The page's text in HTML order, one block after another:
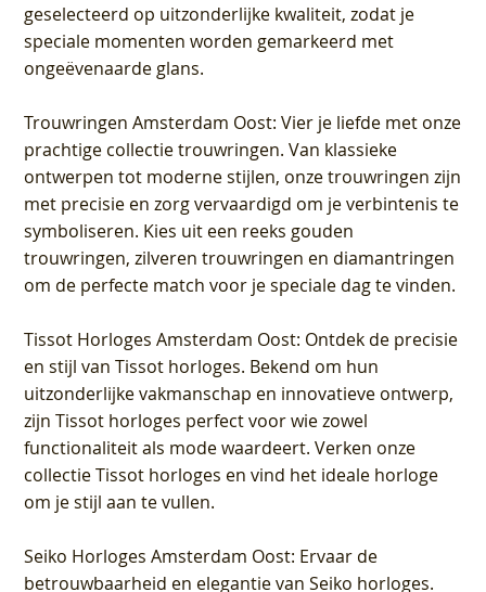
geselecteerd op uitzonderlijke kwaliteit, zodat je
speciale momenten worden gemarkeerd met
ongeëvenaarde glans.
Trouwringen Amsterdam Oost: Vier je liefde met onze
prachtige collectie trouwringen. Van klassieke
ontwerpen tot moderne stijlen, onze trouwringen zijn
met precisie en zorg vervaardigd om je verbintenis te
symboliseren. Kies uit een reeks gouden
trouwringen, zilveren trouwringen en diamantringen
om de perfecte match voor je speciale dag te vinden.
Tissot Horloges Amsterdam Oost: Ontdek de precisie
en stijl van Tissot horloges. Bekend om hun
uitzonderlijke vakmanschap en innovatieve ontwerp,
zijn Tissot horloges perfect voor wie zowel
functionaliteit als mode waardeert. Verken onze
collectie Tissot horloges en vind het ideale horloge
om je stijl aan te vullen.
Seiko Horloges Amsterdam Oost: Ervaar de
betrouwbaarheid en elegantie van Seiko horloges.